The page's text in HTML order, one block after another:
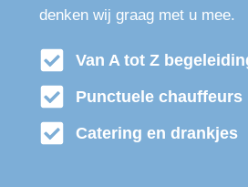
denken wij graag met u mee.
Van A tot Z
Punctuele chauffeurs
Catering en drankjes